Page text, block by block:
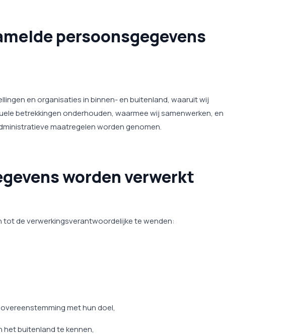
persoonsgegevens
en organisaties in binnen- en buitenland, waaruit wij
betrekkingen onderhouden, waarmee wij samenwerken, en
maatregelen worden genomen.
worden verwerkt
tot de verwerkingsverantwoordelijke te wenden:
met hun doel,
het buitenland te kennen,